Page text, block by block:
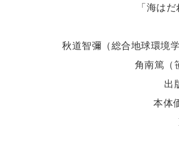
「海は
秋道智彌（総合地球環境
角南篤（
出
本体